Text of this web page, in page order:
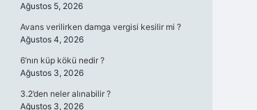
Ağustos 5, 2026
Avans verilirken damga vergisi kesilir mi ?
Ağustos 4, 2026
6’nın küp kökü nedir ?
Ağustos 3, 2026
3.2’den neler alınabilir ?
Ağustos 3, 2026